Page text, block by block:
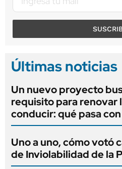
Últimas noticias
Un nuevo proyecto
requisito para renovar
conducir: qué pasa
Uno a uno, cómo votó
de Inviolabilidad de la